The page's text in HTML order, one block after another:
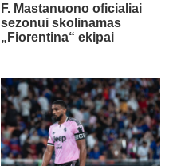
F. Mastanuono oficialiai
sezonui skolinamas
„Fiorentina“ ekipai